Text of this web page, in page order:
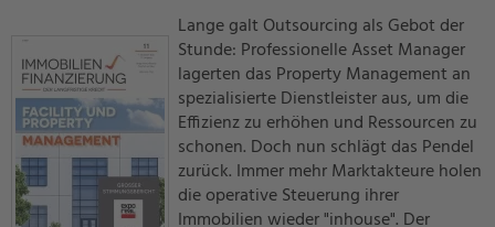
Lange galt Outsourcing als Gebot der
Stunde: Professionelle Asset Manager
lagerten das Property Management an
spezialisierte Dienstleister aus, um die
Effizienz zu erhöhen und Ressourcen zu
schonen. Doch nun schlägt das Pendel
zurück. Immer mehr Marktakteure holen
die operative Steuerung ihrer
Immobilien wieder "inhouse". Der